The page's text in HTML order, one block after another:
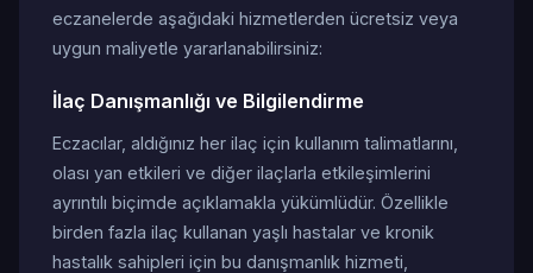
eczanelerde aşağıdaki hizmetlerden ücretsiz veya
uygun maliyetle yararlanabilirsiniz:
İlaç Danışmanlığı ve Bilgilendirme
Eczacılar, aldığınız her ilaç için kullanım talimatlarını,
olası yan etkileri ve diğer ilaçlarla etkileşimlerini
ayrıntılı biçimde açıklamakla yükümlüdür. Özellikle
birden fazla ilaç kullanan yaşlı hastalar ve kronik
hastalık sahipleri için bu danışmanlık hizmeti,